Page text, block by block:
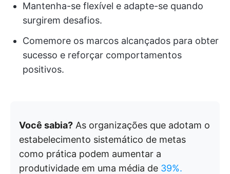
Mantenha-se flexível e adapte-se quando
surgirem desafios.
Comemore os marcos alcançados para obter
sucesso e reforçar comportamentos
positivos.
Você sabia? As organizações que adotam o
estabelecimento sistemático de metas
como prática podem aumentar a
produtividade em uma média de 39%.